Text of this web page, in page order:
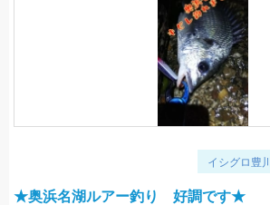
イシグロ豊
★奥浜名湖ルアー釣り 好調です★